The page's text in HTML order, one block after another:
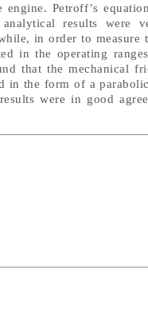
Petroff’s
results were
in order to measure
in the operating
that the mechanical
in the form of a
were in good